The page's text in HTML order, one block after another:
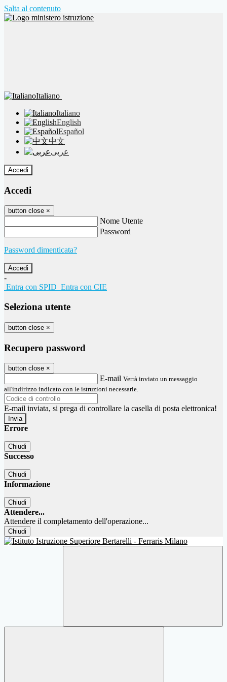
Salta al contenuto
Italiano
Italiano
English
Español
中文
عربى
Accedi
Accedi
button close ×
Nome Utente
Password
Password dimenticata?
-
Entra con SPID Entra con CIE
Seleziona utente
button close ×
Recupero password
button close ×
E-mail Verrà inviato un messaggio
all'indirizzo indicato con le istruzioni necessarie.
E-mail inviata, si prega di controllare la casella di posta elettronica!
Errore
Chiudi
Successo
Chiudi
Informazione
Chiudi
Attendere...
Attendere il completamento dell'operazione...
Chiudi